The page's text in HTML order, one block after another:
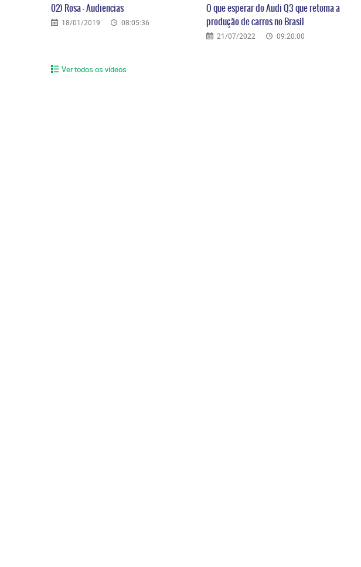
02) Rosa – Audiencias
18/01/2019 08:05:36
O que esperar do Audi Q3 que retoma a
produção de carros no Brasil
21/07/2022 09:20:00
Ver todos os vídeos